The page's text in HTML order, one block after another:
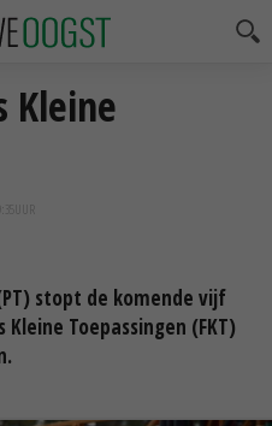
Kleine
stopt de komende vijf
Toepassingen (FKT)